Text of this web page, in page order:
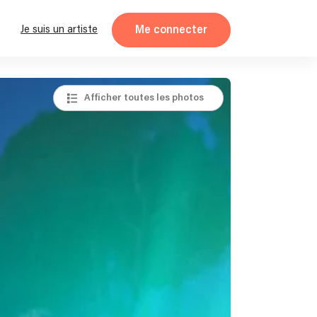
Je suis un artiste Me connecter
Afficher toutes les photos